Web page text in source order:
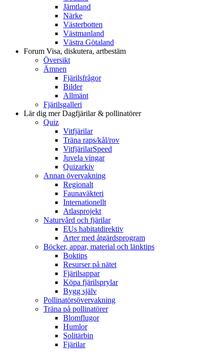
Jämtland
Närke
Västerbotten
Västmanland
Västra Götaland
Forum Visa, diskutera, artbestäm
Översikt
Ämnen
Fjärilsfrågor
Bilder
Allmänt
Fjärilsgalleri
Lär dig merDagfjärilar & pollinatörer
Quiz
Vitfjärilar
Träna raps/kål/rov
VitfjärilarSpeed
Juvela vingar
Quizarkiv
Annan övervakning
Regionalt
Faunaväkteri
Internationellt
Atlasprojekt
Naturvård och fjärilar
EUs habitatdirektiv
Arter med åtgärdsprogram
Böcker, appar, material och länktips
Boktips
Resurser på nätet
Fjärilsappar
Köpa fjärilsprylar
Bygg själv
Pollinatörsövervakning
Träna på pollinatörer
Blomflugor
Humlor
Solitärbin
Fjärilar